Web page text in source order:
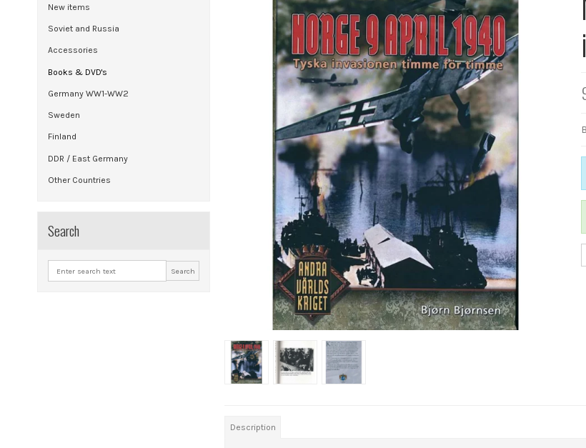
New items
Soviet and Russia
Accessories
Books & DVD's
Germany WW1-WW2
Sweden
Finland
DDR / East Germany
Other Countries
Search
Search
Description